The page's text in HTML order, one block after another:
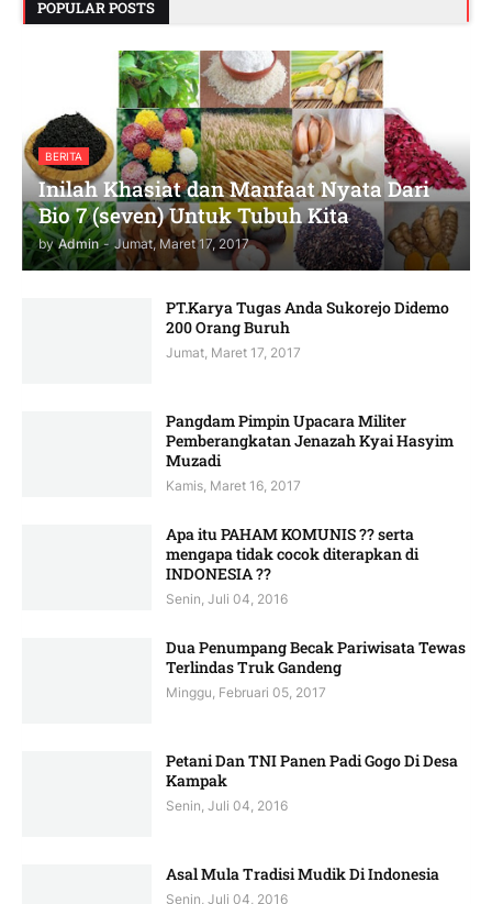
POPULAR POSTS
BERITA
Inilah Khasiat dan Manfaat Nyata Dari
Bio 7 (seven) Untuk Tubuh Kita
by Admin - Jumat, Maret 17, 2017
PT.Karya Tugas Anda Sukorejo Didemo
200 Orang Buruh
Jumat, Maret 17, 2017
Pangdam Pimpin Upacara Militer
Pemberangkatan Jenazah Kyai Hasyim
Muzadi
Kamis, Maret 16, 2017
Apa itu PAHAM KOMUNIS ?? serta
mengapa tidak cocok diterapkan di
INDONESIA ??
Senin, Juli 04, 2016
Dua Penumpang Becak Pariwisata Tewas
Terlindas Truk Gandeng
Minggu, Februari 05, 2017
Petani Dan TNI Panen Padi Gogo Di Desa
Kampak
Senin, Juli 04, 2016
Asal Mula Tradisi Mudik Di Indonesia
Senin, Juli 04, 2016